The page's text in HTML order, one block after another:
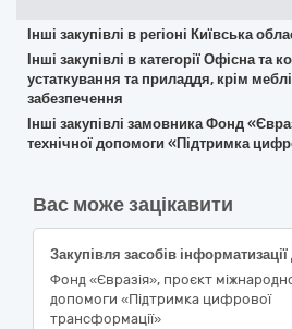
Інші закупівлі в регіоні Київська
Інші закупівлі в категорії Офісна та
устаткування та приладдя, крім
забезпечення
Інші закупівлі замовника Фонд
технічної допомоги «Підтримка
Вас може зацікавити
Фонд «Євразія», проєкт
допомоги «Підтримка цифрової
трансформації»